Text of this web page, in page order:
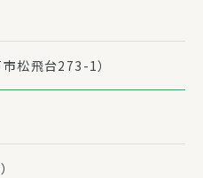
松飛台273-1）